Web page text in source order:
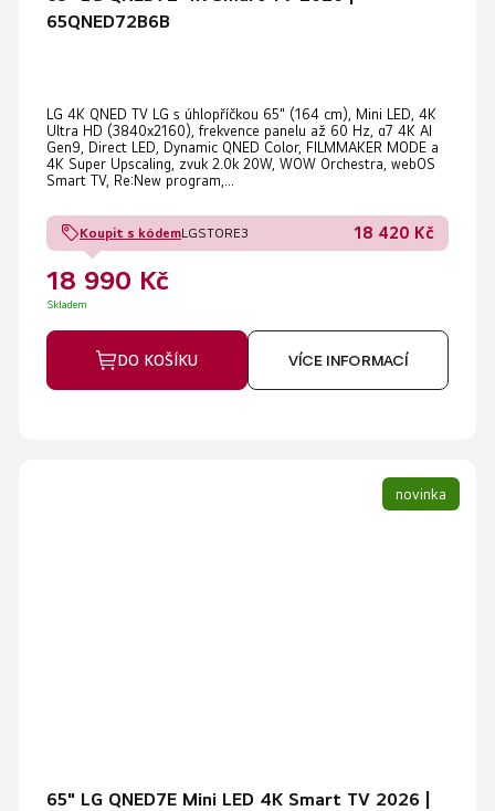
65QNED72B6B
LG 4K QNED TV LG s úhlopříčkou 65" (164 cm), Mini LED, 4K
Ultra HD (3840x2160), frekvence panelu až 60 Hz, α7 4K AI
Gen9, Direct LED, Dynamic QNED Color, FILMMAKER MODE a
4K Super Upscaling, zvuk 2.0k 20W, WOW Orchestra, webOS
Smart TV, Re:New program,...
Koupit s kódemLGSTORE3 18 420 Kč
18 990 Kč
Skladem
DO KOŠÍKU VÍCE INFORMACÍ
novinka
65" LG QNED7E Mini LED 4K Smart TV 2026 |